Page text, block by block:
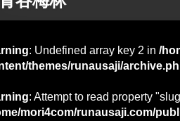
: Undefined array key 2 in /
themes/runausaji/
: Attempt to read property
mori4com/runausaji.com/